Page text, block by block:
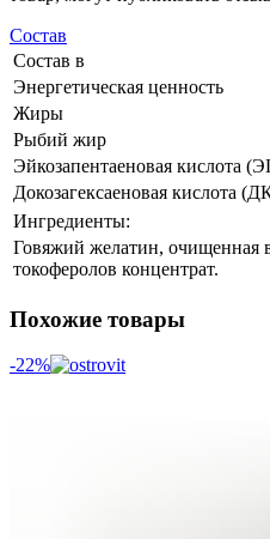
Состав
Состав в
Энергетическая ценность
Жиры
Рыбий жир
Эйкозапентаеновая кислота
Докозагексаеновая кислота
Ингредиенты:
Говяжий желатин, очищенная
токоферолов концентрат.
Похожие товары
-22%